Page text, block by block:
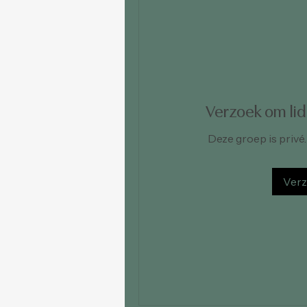
Verzoek om
Deze groep is